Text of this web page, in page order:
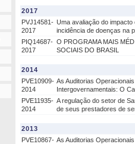
2017
PVJ14581-
2017
Uma avaliação do impacto
incidência de doenças na
PIQ14687-
2017
O PROGRAMA MAIS
SOCIAIS DO BRASIL
2014
PVE10909-
2014
As Auditorias
Intergovernamentais: O
PVE11935-
2014
A regulação do setor de
de seus prestadores de
2013
PVE10867- As Auditorias